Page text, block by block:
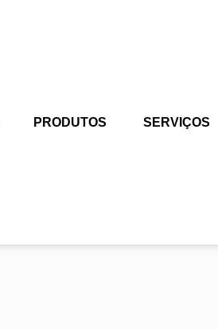
PRODUTOS SERVIÇOS